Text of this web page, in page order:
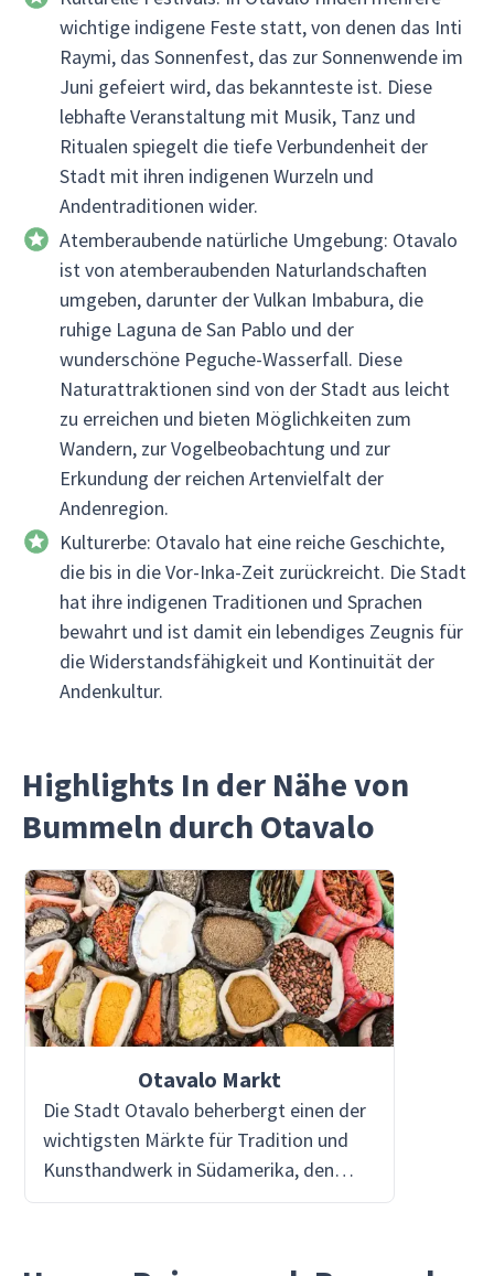
wichtige indigene Feste statt, von denen das Inti
Raymi, das Sonnenfest, das zur Sonnenwende im
Juni gefeiert wird, das bekannteste ist. Diese
lebhafte Veranstaltung mit Musik, Tanz und
Ritualen spiegelt die tiefe Verbundenheit der
Stadt mit ihren indigenen Wurzeln und
Andentraditionen wider.
Atemberaubende natürliche Umgebung: Otavalo
ist von atemberaubenden Naturlandschaften
umgeben, darunter der Vulkan Imbabura, die
ruhige Laguna de San Pablo und der
wunderschöne Peguche-Wasserfall. Diese
Naturattraktionen sind von der Stadt aus leicht
zu erreichen und bieten Möglichkeiten zum
Wandern, zur Vogelbeobachtung und zur
Erkundung der reichen Artenvielfalt der
Andenregion.
Kulturerbe: Otavalo hat eine reiche Geschichte,
die bis in die Vor-Inka-Zeit zurückreicht. Die Stadt
hat ihre indigenen Traditionen und Sprachen
bewahrt und ist damit ein lebendiges Zeugnis für
die Widerstandsfähigkeit und Kontinuität der
Andenkultur.
Highlights In der Nähe von
Bummeln durch Otavalo
Otavalo Markt
Die Stadt Otavalo beherbergt einen der
wichtigsten Märkte für Tradition und
Kunsthandwerk in Südamerika, den
berühmten Otavalo-Markt. Nur zwei